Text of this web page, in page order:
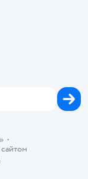
cookie
•